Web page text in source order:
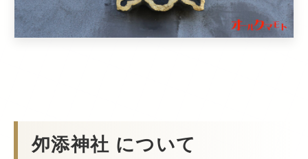
夘添神社 について